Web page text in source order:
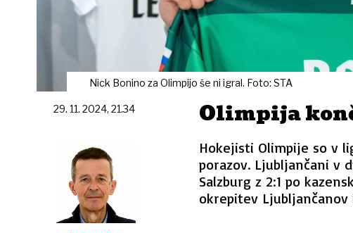
Nick Bonino za Olimpijo še ni igral. Foto: STA
Olimpija
Hokejisti Olimpije so v
porazov. Ljubljančani v
Salzburg z 2:1 po
okrepitev
29. 11. 2024, 21.34